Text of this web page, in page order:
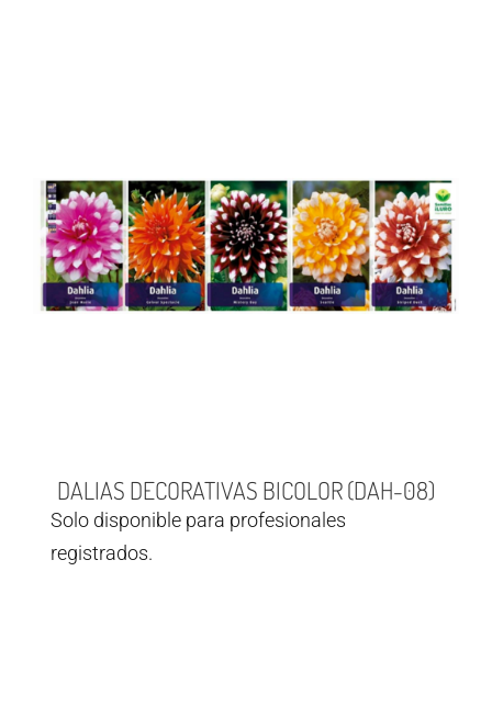
DALIAS DECORATIVAS BICOLOR (DAH-08)
Solo disponible para profesionales
registrados.